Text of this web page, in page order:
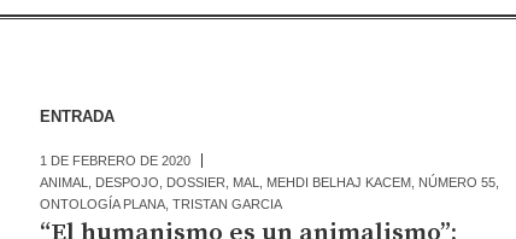
ENTRADA
1 DE FEBRERO DE 2020
ANIMAL
DESPOJO DOSSIER MAL MEHDI BELHAJ KACEM, NÚMERO 55,
ONTOLOGÍA PLANA, TRISTAN GARCIA